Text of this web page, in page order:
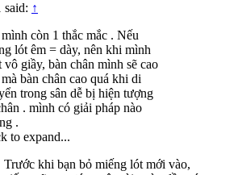
said: ↑
còn 1 thắc mắc . Nếu
lót êm = dày, nên khi mình
vô giầy, bàn chân mình sẽ cao
bàn chân cao quá khi di
trong sân dễ bị hiện tượng
. mình có giải pháp nào
.
to expand...
Trước khi bạn bỏ miếng lót mới vào,